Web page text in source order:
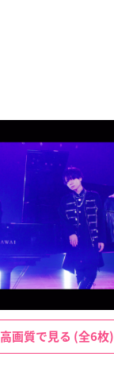
高画質で見る (全6枚)